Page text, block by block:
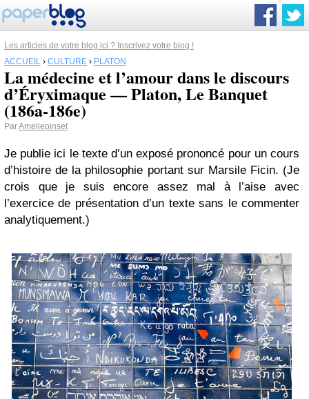
Les articles de votre blog ici ? Inscrivez votre blog !
ACCUEIL › CULTURE › PLATON
La médecine et l’amour dans le discours
d’Éryximaque — Platon, Le Banquet
(186a-186e)
ParAmeliepinset
Je publie ici le texte d’un exposé prononcé pour un cours
d’histoire de la philosophie portant sur Marsile Ficin. (Je
crois que je suis encore assez mal à l’aise avec
l’exercice de présentation d’un texte sans le commenter
analytiquement.)